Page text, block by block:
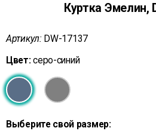
Куртка Эмелин,
Артикул: DW-17137
Цвет: серо-синий
Выберите свой размер: